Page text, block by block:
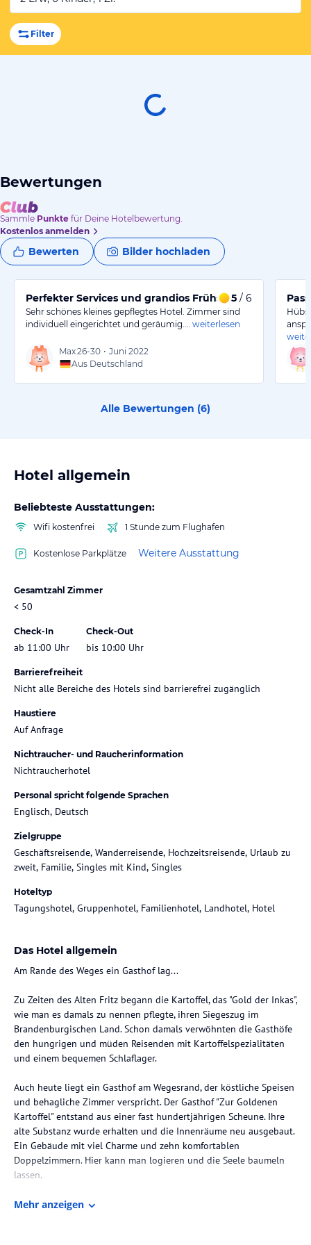
Filter
Bewertungen
Sammle Punkte für Deine Hotelbewertung.
Kostenlos anmelden
Bewerten Bilder hochladen
Perfekter Services und grandios Frühstück!
5 / 6
Sehr schönes kleines gepflegtes Hotel. Zimmer sind
individuell eingerichtet und geräumig.…
weiterlesen
Max26-30 • Juni 2022
Aus Deutschland
Alle Bewertungen (6)
Hotel allgemein
Beliebteste Ausstattungen:
Wifi kostenfrei 1 Stunde zum Flughafen
Kostenlose Parkplätze Weitere Ausstattung
Gesamtzahl Zimmer
< 50
Check-In
ab 11:00 Uhr
Check-Out
bis 10:00 Uhr
Barrierefreiheit
Nicht alle Bereiche des Hotels sind barrierefrei zugänglich
Haustiere
Auf Anfrage
Nichtraucher- und Raucherinformation
Nichtraucherhotel
Personal spricht folgende Sprachen
Englisch, Deutsch
Zielgruppe
Geschäftsreisende, Wanderreisende, Hochzeitsreisende, Urlaub zu
zweit, Familie, Singles mit Kind, Singles
Hoteltyp
Tagungshotel, Gruppenhotel, Familienhotel, Landhotel, Hotel
Das Hotel allgemein
Am Rande des Weges ein Gasthof lag...
Zu Zeiten des Alten Fritz begann die Kartoffel, das "Gold der Inkas",
wie man es damals zu nennen pflegte, ihren Siegeszug im
Brandenburgischen Land. Schon damals verwöhnten die Gasthöfe
den hungrigen und müden Reisenden mit Kartoffelspezialitäten
und einem bequemen Schlaflager.
Auch heute liegt ein Gasthof am Wegesrand, der köstliche Speisen
und behagliche Zimmer verspricht. Der Gasthof "Zur Goldenen
Kartoffel" entstand aus einer fast hundertjährigen Scheune. Ihre
alte Substanz wurde erhalten und die Innenräume neu ausgebaut.
Ein Gebäude mit viel Charme und zehn komfortablen
Doppelzimmern. Hier kann man logieren und die Seele baumeln
lassen.
Zimmer / Unterbringung im Hotel
Mehr anzeigen